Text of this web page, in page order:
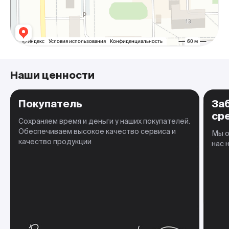
Наши ценности
Покупатель
Сохраняем время и деньги у наших покупателей.
Обеспечиваем высокое качество сервиса и
качество продукции
Мы
нас